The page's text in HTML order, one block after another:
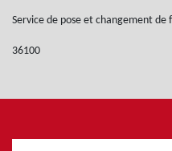
Service de pose et changement
36100